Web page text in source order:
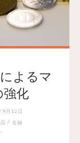
よるマ
強化
9月12日
/ 金融